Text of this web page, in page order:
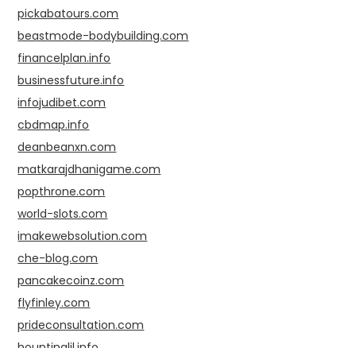
pickabatours.com
beastmode-bodybuilding.com
financelplan.info
businessfuture.info
infojudibet.com
cbdmap.info
deanbeanxn.com
matkarajdhanigame.com
popthrone.com
world-slots.com
imakewebsolution.com
che-blog.com
pancakecoinz.com
flyfinley.com
prideconsultation.com